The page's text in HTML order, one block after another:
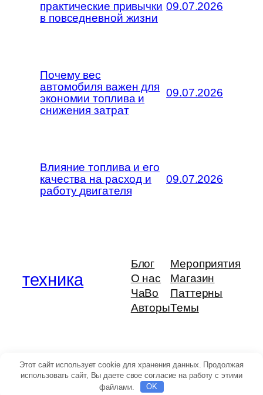
практические привычки
в повседневной жизни
09.07.2026
Почему вес
автомобиля важен для
экономии топлива и
снижения затрат
09.07.2026
Влияние топлива и его
качества на расход и
работу двигателя
09.07.2026
техника
Блог
О нас
ЧаВо
Авторы
Мероприятия
Магазин
Паттерны
Темы
Twenty Twenty-Five Создано с помощью WordPress
Этот сайт использует cookie для хранения данных. Продолжая
использовать сайт, Вы даете свое согласие на работу с этими
файлами.
OK